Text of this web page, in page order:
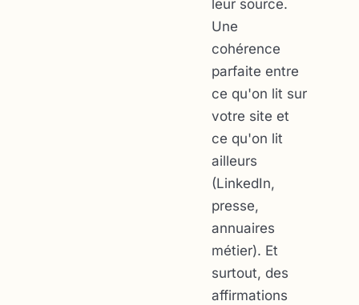
leur source.
Une
cohérence
parfaite entre
ce qu'on lit sur
votre site et
ce qu'on lit
ailleurs
(LinkedIn,
presse,
annuaires
métier). Et
surtout, des
affirmations